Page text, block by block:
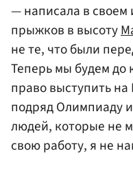
— написала в своем
прыжков в высоту
не те, что были
Теперь мы будем до
право выступить
подряд Олимпиаду
людей, которые не
свою работу, я не